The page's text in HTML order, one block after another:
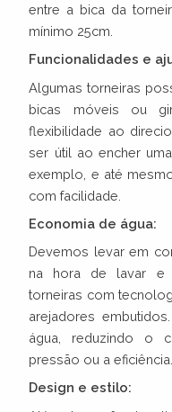
entre a bica da
mínimo 25cm.
Funcionalidades e
Algumas torneiras
bicas móveis ou
flexibilidade ao
ser útil ao encher
exemplo, e até
com facilidade.
Economia de água:
Devemos levar em
na hora de lavar e
torneiras com
arejadores
água, reduzindo o
pressão ou a eficiência.
Design e estilo: